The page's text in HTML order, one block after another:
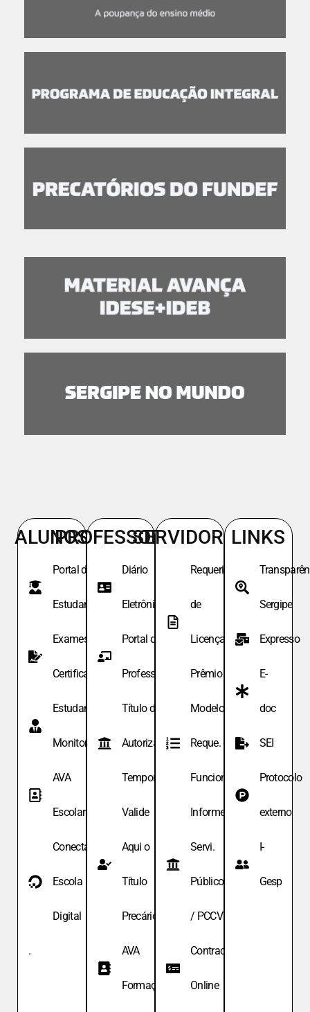
ALUNOS
Portal do
Estudante
Exames de
Certificação
Estudante
Monitor
AVA
Escolar
Conecta
Escola
Digital
.
PROFESSORES
Diário
Eletrônico
Portal do
Professor
Título de
Autoriza.
Temporária
Valide
Aqui o
Título
Precário
AVA
Formação
SERVIDORES
Requeri.
de
Licença
Prêmio
Modelo de
Reque. de
Funcionário
Informe
Servi.
Públicos
/ PCCV
Contracheque
Online
LINKS
Sergipe
Expresso
E-
doc
SEI
Protocolo
externo
I-
Gesp